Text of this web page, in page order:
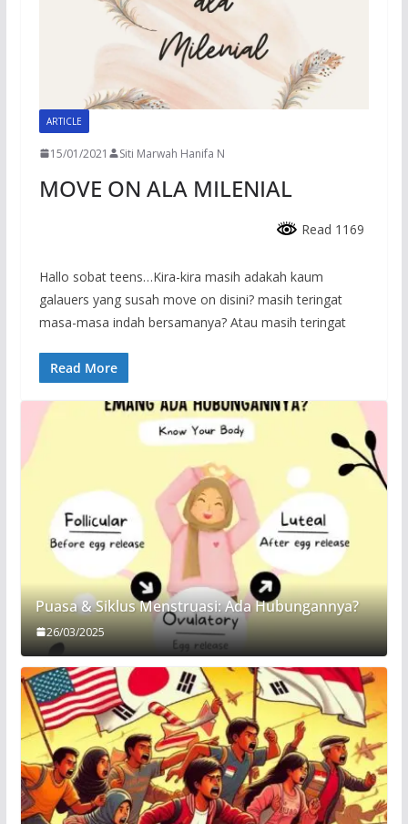
ARTICLE
15/01/2021 Siti Marwah Hanifa N
MOVE ON ALA MILENIAL
Read 1169
Hallo sobat teens…Kira-kira masih adakah kaum
galauers yang susah move on disini? masih teringat
masa-masa indah bersamanya? Atau masih teringat
Read More
Puasa & Siklus Menstruasi: Ada Hubungannya?
26/03/2025